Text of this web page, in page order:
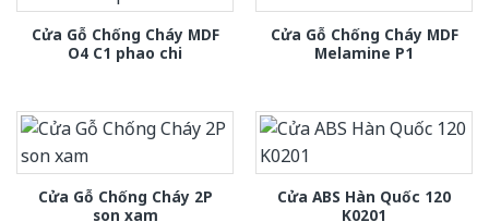
Cửa Gỗ Chống Cháy MDF
O4 C1 phao chi
Cửa Gỗ Chống Cháy MDF
Melamine P1
Cửa Gỗ Chống Cháy 2P
son xam
Cửa ABS Hàn Quốc 120
K0201